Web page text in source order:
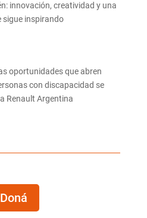
innovación, creatividad y una
sigue inspirando
oportunidades que abren
con discapacidad se
Renault Argentina
Doná